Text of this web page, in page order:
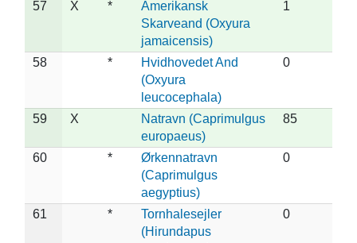
57 X *
Amerikansk
Skarveand (Oxyura
jamaicensis)
1
58 *
Hvidhovedet And
(Oxyura
leucocephala)
0
59 X
Natravn (Caprimulgus
europaeus)
85
60 *
Ørkennatravn
(Caprimulgus
aegyptius)
0
61 *
Tornhalesejler
(Hirundapus
0